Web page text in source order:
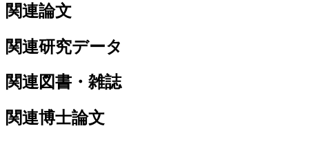
関連論文
関連研究データ
関連図書・雑誌
関連博士論文